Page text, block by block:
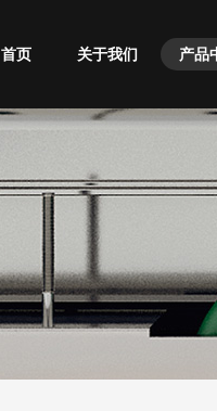
首页 关于我们 产品